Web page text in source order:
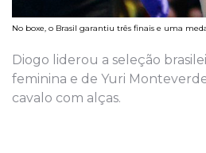
No boxe, o Brasil garantiu três finais e uma
Diogo liderou a seleção
feminina e de Yuri
cavalo com alças.